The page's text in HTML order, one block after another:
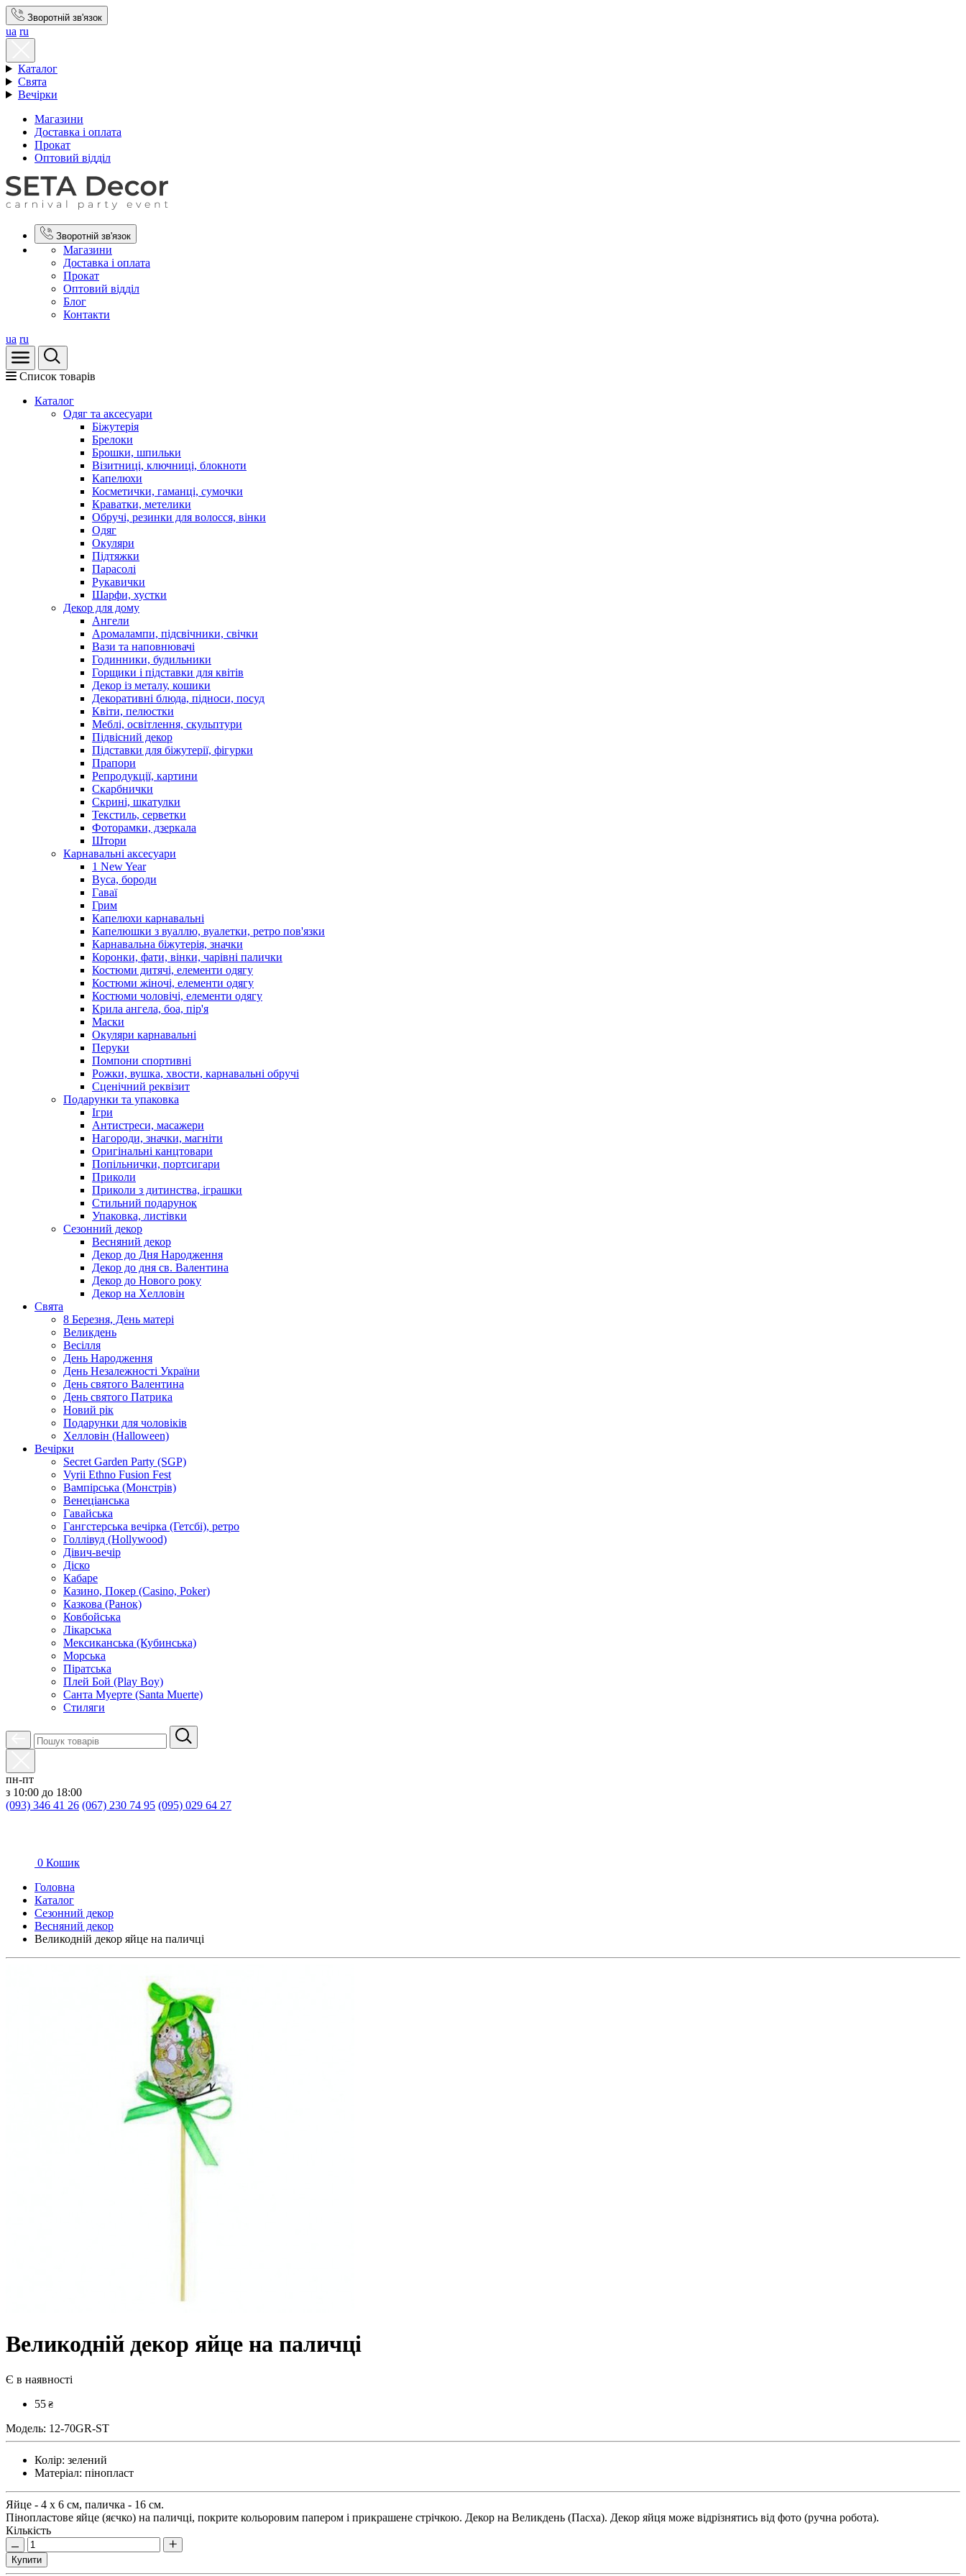
Зворотній зв'язок
ua ru
Каталог
Свята
Вечірки
Магазини
Доставка і оплата
Прокат
Оптовий відділ
Зворотній зв'язок
Магазини
Доставка і оплата
Прокат
Оптовий відділ
Блог
Контакти
ua ru
Список товарів
Каталог
Oдяг та аксесуари
Біжутерія
Брелоки
Брошки, шпильки
Візитниці, ключниці, блокноти
Капелюхи
Косметички, гаманці, сумочки
Краватки, метелики
Обручі, резинки для волосся, вінки
Одяг
Окуляри
Підтяжки
Парасолі
Рукавички
Шарфи, хустки
Декор для дому
Ангели
Аромалампи, підсвічники, свічки
Вази та наповнювачі
Годинники, будильники
Горщики і підставки для квітів
Декор із металу, кошики
Декоративні блюда, підноси, посуд
Квіти, пелюстки
Меблі, освітлення, скульптури
Підвісний декор
Підставки для біжутерії, фігурки
Прапори
Репродукції, картини
Скарбнички
Скрині, шкатулки
Текстиль, серветки
Фоторамки, дзеркала
Штори
Карнавальні аксесуари
1 New Year
Вуса, бороди
Гаваї
Грим
Капелюхи карнавальні
Капелюшки з вуаллю, вуалетки, ретро пов'язки
Карнавальна біжутерія, значки
Коронки, фати, вінки, чарівні палички
Костюми дитячі, елементи одягу
Костюми жіночі, елементи одягу
Костюми чоловічі, елементи одягу
Крила ангела, боа, пір'я
Маски
Окуляри карнавальні
Перуки
Помпони спортивні
Рожки, вушка, хвости, карнавальні обручі
Сценічний реквізит
Подарунки та упаковка
Ігри
Антистреси, масажери
Нагороди, значки, магніти
Оригінальні канцтовари
Попільнички, портсигари
Приколи
Приколи з дитинства, іграшки
Стильний подарунок
Упаковка, листівки
Сезонний декор
Весняний декор
Декор до Дня Народження
Декор до дня св. Валентина
Декор до Нового року
Декор на Хелловін
Свята
8 Березня, День матері
Великдень
Весілля
День Народження
День Незалежності України
День святого Валентина
День святого Патрика
Новий рік
Подарунки для чоловіків
Хелловін (Halloween)
Вечірки
Secret Garden Party (SGP)
Vyrii Ethno Fusion Fest
Вампірська (Монстрів)
Венеціанська
Гавайська
Гангстерська вечірка (Гетсбі), ретро
Голлівуд (Hollywood)
Дівич-вечір
Діско
Кабаре
Казино, Покер (Casino, Poker)
Казкова (Ранок)
Ковбойська
Лікарська
Мексиканська (Кубинська)
Морська
Піратська
Плей Бой (Play Boy)
Санта Муерте (Santa Muerte)
Стиляги
пн-пт
з 10:00 до 18:00
(093) 346 41 26 (067) 230 74 95 (095) 029 64 27
0 Кошик
Головна
Каталог
Сезонний декор
Весняний декор
Великодній декор яйце на паличці
Великодній декор яйце на паличці
Є в наявності
55 ₴
Модель: 12-70GR-ST
Колір: зелений
Матеріал: пінопласт
Яйце - 4 х 6 см, паличка - 16 см.
Пінопластове яйце (яєчко) на паличці, покрите кольоровим папером і прикрашене стрічкою. Декор на Великдень (Пасха). Декор яйця може відрізнятись від фото (ручна робота).
Кількість
Купити